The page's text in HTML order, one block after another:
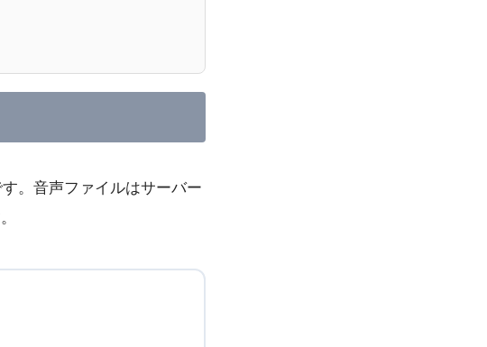
。音声ファイルはサーバー